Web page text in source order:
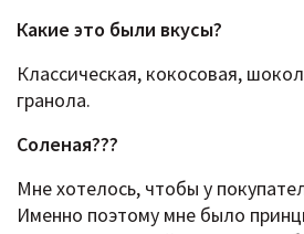
Какие это были вкусы?
Классическая, кокосовая,
гранола.
Соленая???
Мне хотелось, чтобы у
Именно поэтому мне было